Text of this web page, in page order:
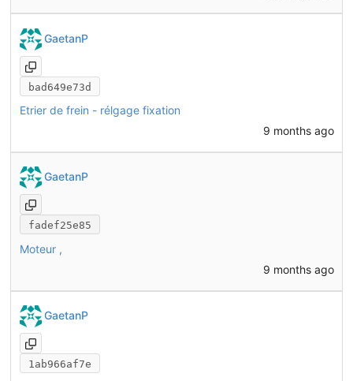
GaetanP
bad649e73d
Etrier de frein - rélgage fixation
9 months ago
GaetanP
fadef25e85
Moteur ,
9 months ago
GaetanP
1ab966af7e